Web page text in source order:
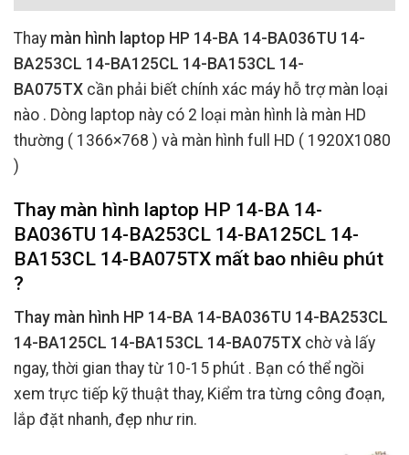
Thay màn hình laptop HP 14-BA 14-BA036TU 14-
BA253CL 14-BA125CL 14-BA153CL 14-
BA075TX cần phải biết chính xác máy hỗ trợ màn loại
nào . Dòng laptop này có 2 loại màn hình là màn HD
thường ( 1366×768 ) và màn hình full HD ( 1920X1080
)
Thay màn hình laptop HP 14-BA 14-
BA036TU 14-BA253CL 14-BA125CL 14-
BA153CL 14-BA075TX mất bao nhiêu phút
?
Thay màn hình HP 14-BA 14-BA036TU 14-BA253CL
14-BA125CL 14-BA153CL 14-BA075TX chờ và lấy
ngay, thời gian thay từ 10-15 phút . Bạn có thể ngồi
xem trực tiếp kỹ thuật thay, Kiểm tra từng công đoạn,
lắp đặt nhanh, đẹp như rin.